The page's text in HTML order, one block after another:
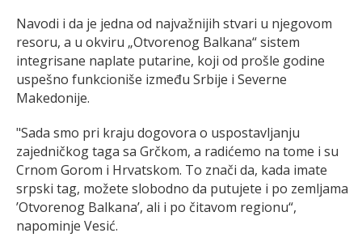
Navodi i da je jedna od najvažnijih stvari u njegovom
resoru, a u okviru „Otvorenog Balkana“ sistem
integrisane naplate putarine, koji od prošle godine
uspešno funkcioniše između Srbije i Severne
Makedonije.
"Sada smo pri kraju dogovora o uspostavljanju
zajedničkog taga sa Grčkom, a radićemo na tome i su
Crnom Gorom i Hrvatskom. To znači da, kada imate
srpski tag, možete slobodno da putujete i po zemljama
’Otvorenog Balkana’, ali i po čitavom regionu“,
napominje Vesić.